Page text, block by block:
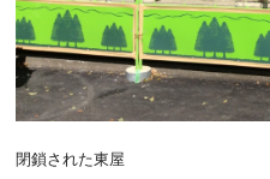
閉鎖された東屋